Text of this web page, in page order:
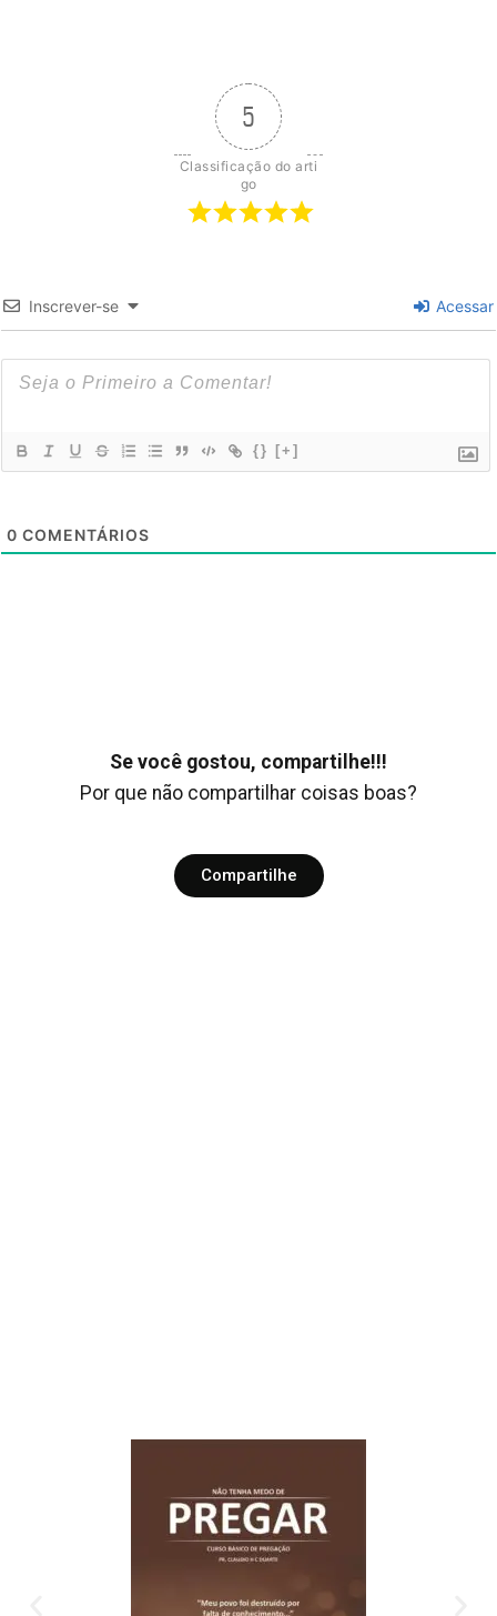
5
Classificação do arti
go
Inscrever-se Acessar
{} [+]
0 COMENTÁRIOS
Se você gostou, compartilhe!!!
Por que não compartilhar coisas boas?
Compartilhe